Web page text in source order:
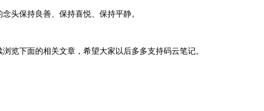
头保持良善、保持喜悦、保持平静。
浏览下面的相关文章，希望大家以后多多支持码云笔记。